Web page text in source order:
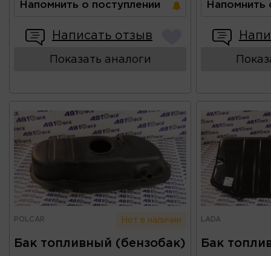
Напомнить о поступлении
Написать отзыв
Показать аналоги
Напомнить
POLCAR Нет в наличии
Бак топливный (бензобак)
LADA
Бак